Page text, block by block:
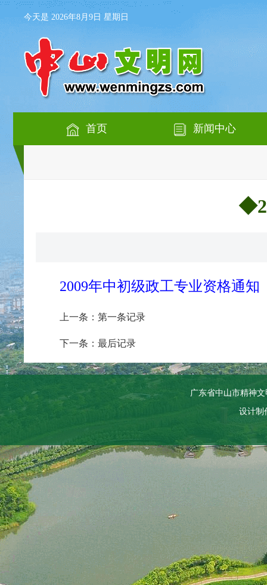
今天是 2026年8月9日 星期日
首页 新闻中心
2009年中初级政工专业资格通知
上一条：第一条记录
下一条：最后记录
广东省中山市精神
设计制